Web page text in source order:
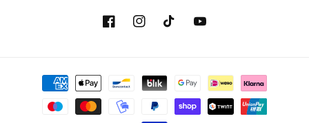
FacebookInstagramTikTok YouTube
Betaalmethoden